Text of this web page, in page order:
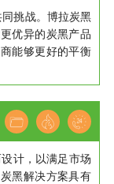
挑战。博拉炭黑
优异的炭黑产品
能够更好的平衡
计，以满足市场
黑解决方案具有